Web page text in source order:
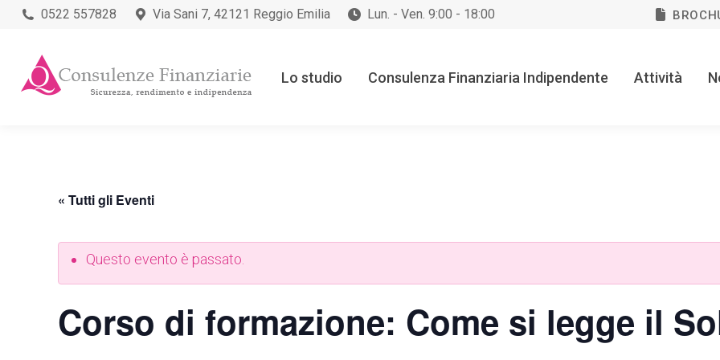
0522 557828 Via Sani 7, 42121 Reggio Emilia Lun. - Ven. 9:00 - 18:00
Lo studio Consulenza Finanziaria Indipendente Attività
« Tutti gli Eventi
Questo evento è passato.
Corso di formazione: Come si legge il